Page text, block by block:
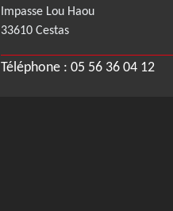
Impasse Lou Haou
33610 Cestas
Téléphone : 05 56 36 04 12